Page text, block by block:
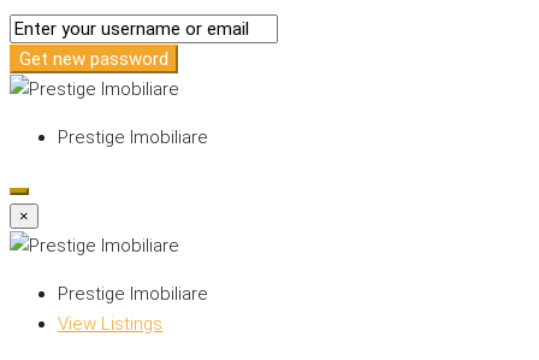
Get new password
Prestige Imobiliare
×
Prestige Imobiliare
View Listings